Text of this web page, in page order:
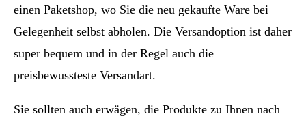
einen Paketshop, wo Sie die neu gekaufte Ware bei
Gelegenheit selbst abholen. Die Versandoption ist daher
super bequem und in der Regel auch die
preisbewussteste Versandart.
Sie sollten auch erwägen, die Produkte zu Ihnen nach